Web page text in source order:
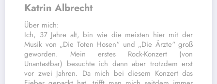
Katrin Albrecht
Über mich:
Ich, 37 Jahre alt, bin wie die meisten hier mit der
Musik von „Die Toten Hosen“ und „Die Ärzte“ groß
geworden. Mein erstes Rock-Konzert (von
Unantastbar) besuchte ich dann aber trotzdem erst
vor zwei Jahren. Da mich bei diesem Konzert das